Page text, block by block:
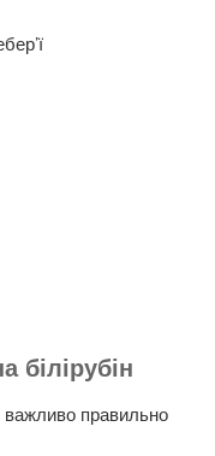
білірубін
важливо правильно